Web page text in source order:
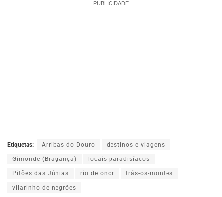
PUBLICIDADE
Etiquetas: Arribas do Douro destinos e viagens
Gimonde (Bragança) locais paradisíacos
Pitões das Júnias rio de onor trás-os-montes
vilarinho de negrões